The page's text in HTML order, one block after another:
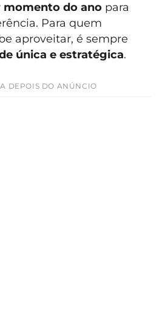
momento do ano para
Para quem
aproveitar, é sempre
única e estratégica.
DEPOIS DO ANÚNCIO